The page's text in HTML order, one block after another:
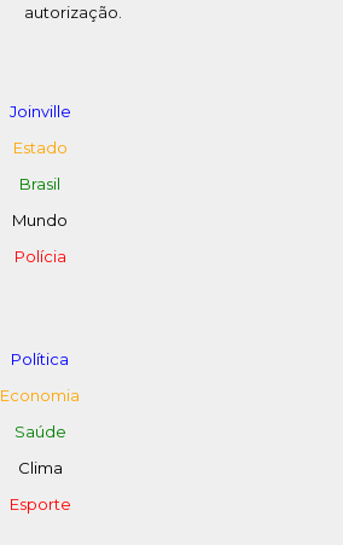
autorização.
Joinville
Estado
Brasil
Mundo
Polícia
Política
Economia
Saúde
Clima
Esporte